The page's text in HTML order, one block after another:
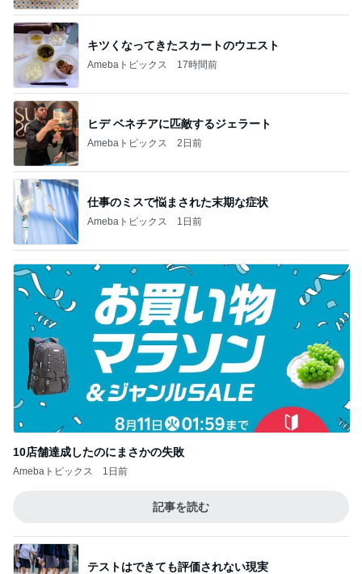
キツくなってきたスカートのウエスト
Amebaトピックス 17時間前
ヒデ ベネチアに匹敵するジェラート
Amebaトピックス 2日前
仕事のミスで悩まされた末期な症状
Amebaトピックス 1日前
10店舗達成したのにまさかの失敗
Amebaトピックス 1日前
記事を読む
テストはできても評価されない現実